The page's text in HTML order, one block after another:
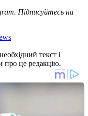
Підписуйтесь на
текст і
про це редакцію.